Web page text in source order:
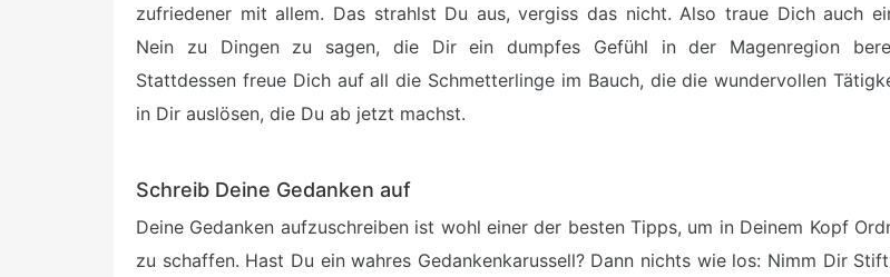
zufriedener mit allem. Das strahlst Du aus, vergiss das nicht. Also traue Dich auch
Nein zu Dingen zu sagen, die Dir ein dumpfes Gefühl in der Magenregion
Stattdessen freue Dich auf all die Schmetterlinge im Bauch, die die wundervollen
in Dir auslösen, die Du ab jetzt machst.
Schreib Deine Gedanken auf
Deine Gedanken aufzuschreiben ist wohl einer der besten Tipps, um in Deinem Kopf
zu schaffen. Hast Du ein wahres Gedankenkarussell? Dann nichts wie los: Nimm Dir